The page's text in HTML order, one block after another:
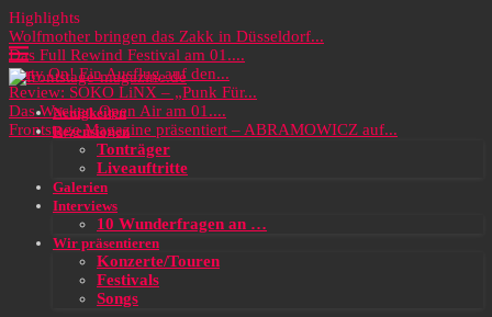
Highlights
Wolfmother bringen das Zakk in Düsseldorf...
Das Full Rewind Festival am 01....
Party On! Ein Ausflug auf den...
Review: SOKO LiNX – „Punk Für...
Das Wacken Open Air am 01....
Frontstage Magazine präsentiert – ABRAMOWICZ auf...
Neuigkeiten
Rezensionen
Tonträger
Liveauftritte
Galerien
Interviews
10 Wunderfragen an …
Wir präsentieren
Konzerte/Touren
Festivals
Songs